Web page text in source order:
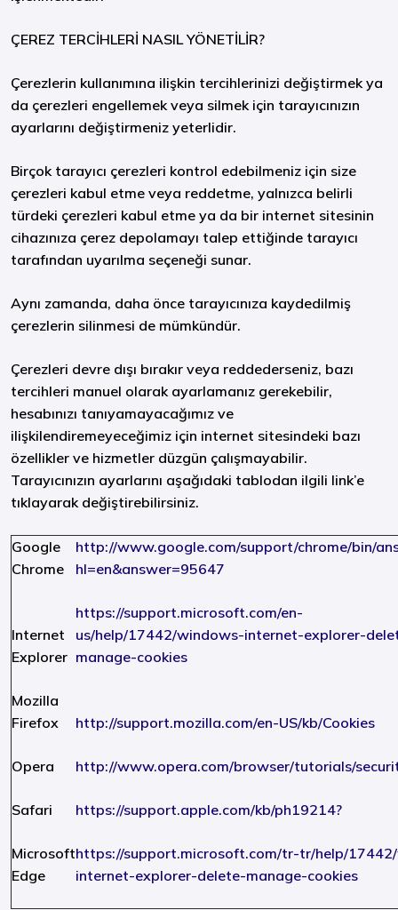
ÇEREZ TERCİHLERİ NASIL YÖNETİLİR?
Çerezlerin kullanımına ilişkin tercihlerinizi değiştirmek ya
da çerezleri engellemek veya silmek için tarayıcınızın
ayarlarını değiştirmeniz yeterlidir.
Birçok tarayıcı çerezleri kontrol edebilmeniz için size
çerezleri kabul etme veya reddetme, yalnızca belirli
türdeki çerezleri kabul etme ya da bir internet sitesinin
cihazınıza çerez depolamayı talep ettiğinde tarayıcı
tarafından uyarılma seçeneği sunar.
Aynı zamanda, daha önce tarayıcınıza kaydedilmiş
çerezlerin silinmesi de mümkündür.
Çerezleri devre dışı bırakır veya reddederseniz, bazı
tercihleri manuel olarak ayarlamanız gerekebilir,
hesabınızı tanıyamayacağımız ve
ilişkilendiremeyeceğimiz için internet sitesindeki bazı
özellikler ve hizmetler düzgün çalışmayabilir.
Tarayıcınızın ayarlarını aşağıdaki tablodan ilgili link’e
tıklayarak değiştirebilirsiniz.
Google
Chrome
http://www.google.com/support/chrome/bin/
hl=en&answer=95647
Internet
Explorer
https://support.microsoft.com/en-
us/help/17442/windows-internet-explorer-
manage-cookies
Mozilla
Firefox
http://support.mozilla.com/en-US/kb/Cookies
Opera http://www.opera.com/browser/tutorials/
Safari https://support.apple.com/kb/ph19214?
Microsoft
Edge
https://support.microsoft.com/tr-tr/help/
internet-explorer-delete-manage-cookies